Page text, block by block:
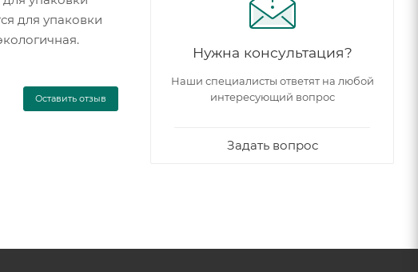
для упаковки
Оставить отзыв
Нужна консультация?
Наши специалисты ответят на любой
интересующий вопрос
Задать вопрос